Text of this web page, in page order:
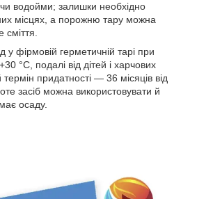
чи водойми; залишки необхідно
місцях, а порожню тару можна
сміття.
у фірмовій герметичній тарі при
°C, подалі від дітей і харчових
термін придатності — 36 місяців від
засіб можна використовувати й
осаду.